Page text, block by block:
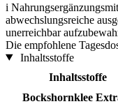
i
abwechslungsreiche
unerreichbar
Die empfohlene
Inhaltsstoffe
Inhaltsstoffe
Bockshornklee